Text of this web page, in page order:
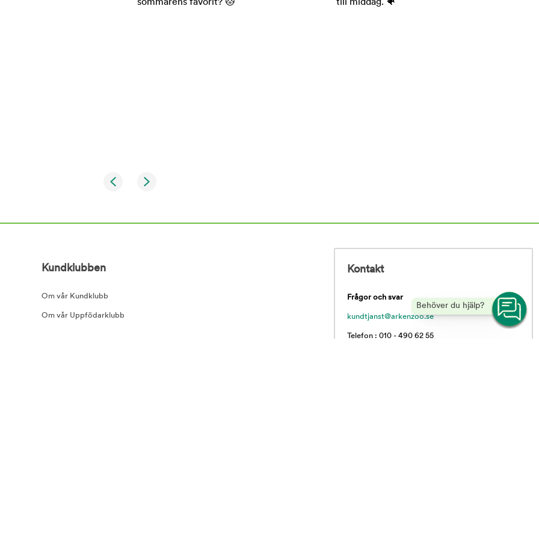
Behöver du hjälp?
Kundklubben
Om vår Kundklubb
Om vår Uppfödarklubb
Kontakt
Frågor och svar
kundtjanst@arkenzoo.se
Telefon : 010 - 490 62 55